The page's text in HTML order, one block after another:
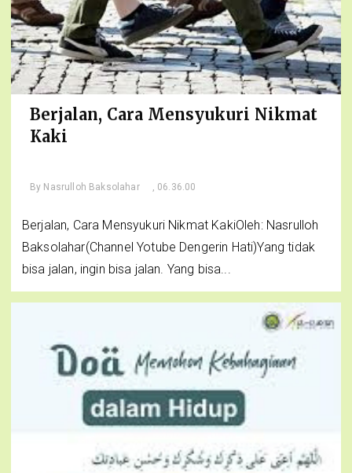
Berjalan, Cara Mensyukuri Nikmat
Kaki
By Nasrulloh Baksolahar , 06.36.00
Berjalan, Cara Mensyukuri Nikmat KakiOleh: Nasrulloh
Baksolahar(Channel Yotube Dengerin Hati)Yang tidak
bisa jalan, ingin bisa jalan. Yang bisa...